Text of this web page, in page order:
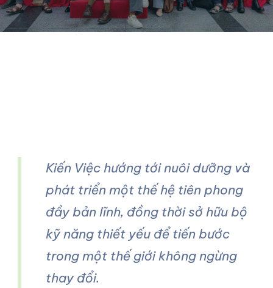
Kiến Việc hướng tới nuôi dưỡng và
phát triển một thế hệ tiên phong
đầy bản lĩnh, đồng thời sở hữu bộ
kỹ năng thiết yếu để tiến bước
trong một thế giới không ngừng
thay đổi.